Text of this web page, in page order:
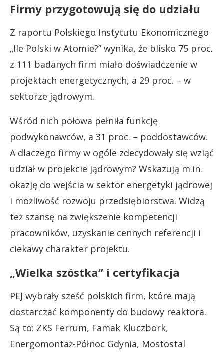
Firmy przygotowują się do udziału
Z raportu Polskiego Instytutu Ekonomicznego
„Ile Polski w Atomie?” wynika, że blisko 75 proc.
z 111 badanych firm miało doświadczenie w
projektach energetycznych, a 29 proc. – w
sektorze jądrowym.
Wśród nich połowa pełniła funkcję
podwykonawców, a 31 proc. – poddostawców.
A dlaczego firmy w ogóle zdecydowały się wziąć
udział w projekcie jądrowym? Wskazują m.in.
okazję do wejścia w sektor energetyki jądrowej
i możliwość rozwoju przedsiębiorstwa. Widzą
też szansę na zwiększenie kompetencji
pracowników, uzyskanie cennych referencji i
ciekawy charakter projektu.
„Wielka szóstka” i certyfikacja
PEJ wybrały sześć polskich firm, które mają
dostarczać komponenty do budowy reaktora.
Są to: ZKS Ferrum, Famak Kluczbork,
Energomontaż-Północ Gdynia, Mostostal